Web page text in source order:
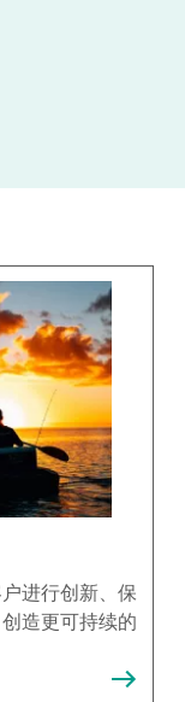
进行创新、保
造更可持续的